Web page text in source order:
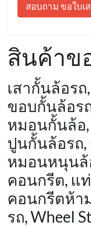
สอบถาม ขอใบเ
สินค้าข
เสากั้นล้อร
ขอบกั้นล้อร
หมอนกั้นล้อ
ปูนกั้นล้อรถ
หมอนหนุนล้
คอนกรีต, แ
คอนกรีตห้า
รถ, Wheel